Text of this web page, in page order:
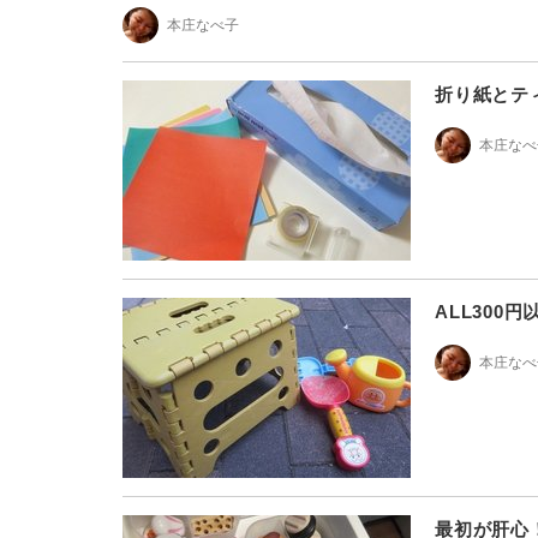
本庄なべ子
折り紙とテ
本庄な
ALL300円
本庄な
最初が肝心